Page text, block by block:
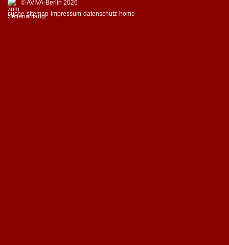
© AVIVA-Berlin 2026
suche sitemap impressum datenschutz home